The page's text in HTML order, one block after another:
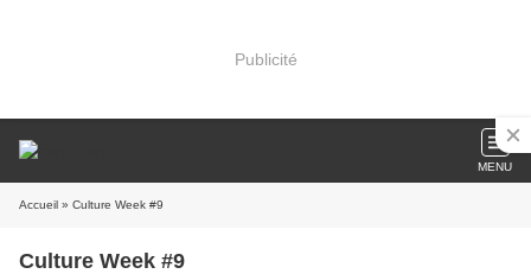
Publicité
MENU
Accueil » Culture Week #9
Culture Week #9